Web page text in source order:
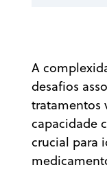
A
desafios
tratamentos
capacidade
crucial para